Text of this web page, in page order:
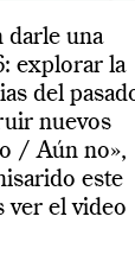
darle una
explorar la
del
nuevos
/ Aún no»,
este
ver el video